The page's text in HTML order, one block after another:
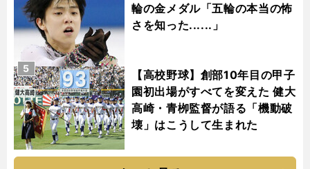
輪の金メダル「五輪の本当の怖
さを知った......」
【高校野球】創部10年目の甲子
園初出場がすべてを変えた 健大
高崎・青栁監督が語る「機動破
壊」はこうして生まれた
5